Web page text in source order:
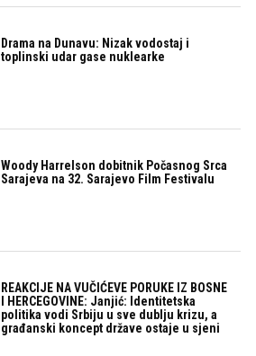
Drama na Dunavu: Nizak vodostaj i
toplinski udar gase nuklearke
Woody Harrelson dobitnik Počasnog Srca
Sarajeva na 32. Sarajevo Film Festivalu
REAKCIJE NA VUČIĆEVE PORUKE IZ BOSNE
I HERCEGOVINE: Janjić: Identitetska
politika vodi Srbiju u sve dublju krizu, a
građanski koncept države ostaje u sjeni